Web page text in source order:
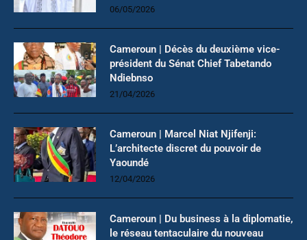
06/05/2026
Cameroun | Décès du deuxième vice-
président du Sénat Chief Tabetando
Ndiebnso
21/04/2026
Cameroun | Marcel Niat Njifenji:
L’architecte discret du pouvoir de
Yaoundé
12/04/2026
Cameroun | Du business à la diplomatie,
le réseau tentaculaire du nouveau